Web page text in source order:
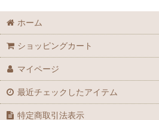
ホーム
ショッピングカート
マイページ
最近チェックしたアイテム
特定商取引法表示